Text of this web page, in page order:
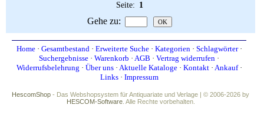
Seite: 1
Gehe zu:
Home· Gesamtbestand· Erweiterte Suche· Kategorien· Schlagwörter·
Suchergebnisse · Warenkorb · AGB · Vertrag widerrufen ·
Widerrufsbelehrung · Über uns· Aktuelle Kataloge· Kontakt· Ankauf·
Links· Impressum
HescomShop - Das Webshopsystem für Antiquariate und Verlage | © 2006-2026 by
HESCOM-Software. Alle Rechte vorbehalten.